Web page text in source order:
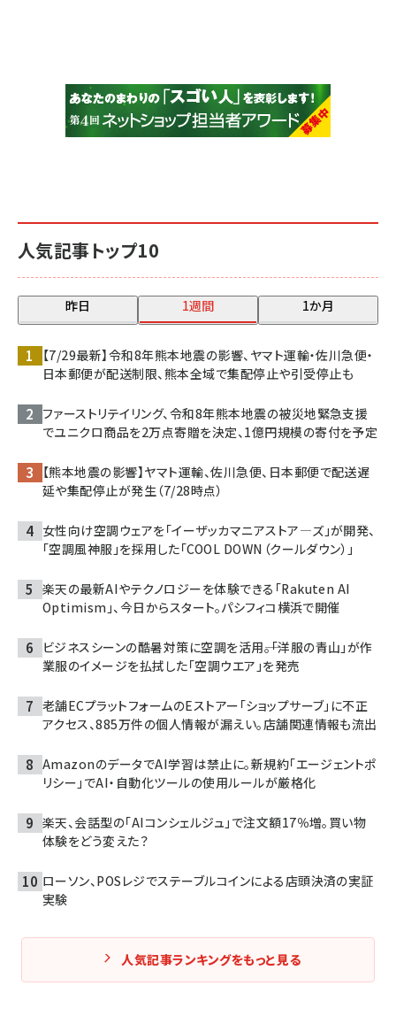
人気記事トップ10
昨日 1週間 1か月
【7/29最新】令和8年熊本地震の影響、ヤマト運輸・佐川急便・
日本郵便が配送制限、熊本全域で集配停止や引受停止も
ファーストリテイリング、令和8年熊本地震の被災地緊急支援
でユニクロ商品を2万点寄贈を決定、1億円規模の寄付を予定
【熊本地震の影響】ヤマト運輸、佐川急便、日本郵便で配送遅
延や集配停止が発生（7/28時点）
女性向け空調ウェアを「イーザッカマニアストア―ズ」が開発、
「空調風神服」を採用した「COOL DOWN（クールダウン）」
楽天の最新AIやテクノロジーを体験できる「Rakuten AI
Optimism」、今日からスタート。パシフィコ横浜で開催
ビジネスシーンの酷暑対策に空調を活用――。「洋服の青山」が作
業服のイメージを払拭した「空調ウエア」を発売
老舗ECプラットフォームのEストアー「ショップサーブ」に不正
アクセス、885万件の個人情報が漏えい。店舗関連情報も流出
AmazonのデータでAI学習は禁止に。新規約「エージェントポ
リシー」でAI・自動化ツールの使用ルールが厳格化
楽天、会話型の「AIコンシェルジュ」で注文額17％増。買い物
体験をどう変えた？
ローソン、POSレジでステーブルコインによる店頭決済の実証
実験
人気記事ランキングをもっと見る